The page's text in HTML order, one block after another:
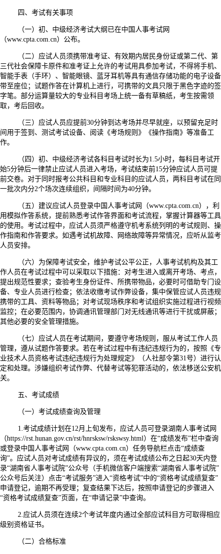
四、考试有关事项
（一）初、中级经济考试大纲已在中国人事考试网
（www.cpta.com.cn）公布。
（二）应试人员须携带准考证、有效期内居民身份证或第二代、第
三代社会保障卡原件和准考证上允许的考试用具参加考试，不得将手机、
智能手表（手环）、智能眼镜、蓝牙耳机等具有通信存储功能的电子设备
带至座位；试题作答在计算机上进行，可携带的文具只限于黑色字迹的签
字笔。部分运算量较大的专业科目考场上统一备有草稿纸，考生按需领
取，考后回收。
（三）应试人员应提前30分钟到达考场并尽早就座，以预留充足时
间用于签到、测试考试设备、阅读《考场规则》《操作指南》等准备工
作。
（四）初、中级经济考试各科目考试时长为1.5小时，每科目考试开
始5分钟后一律禁止应试人员进入考场，考试结束前15分钟应试人员可提
前交卷。对于同时报考公共科目和专业科目的应试人员，两科目考试在同
一批次内分2个场次连续组织，间隔时间为40分钟。
（五）建议应试人员登录中国人事考试网（www.cpta.com.cn），利
用模拟作答系统，提前熟悉考试作答界面和考试流程，掌握计算器等工具
的使用。考试过程中，应试人员须严格遵守机考系统列明的考试规则、操
作指南和作答要求。如遇考试机故障、网络故障等异常情况，应听从监考
人员安排。
（六）为保障考试安全，维护考试公平公正，人事考试机构及其工
作人员在考试过程中可以采取以下措施：对考生进入或离开考场、考点，
提出规范性要求；查验考生身份证件、所携带物品，必要时可借助专门设
备、专业人员进行检查；依法收缴考试作弊设备，集中保管应试人员违规
携带的工具、资料等物品；对考试现场秩序和考试组织实施过程进行视频
监控；在必要范围内，协调通讯管理部门对无线通讯等进行干扰或屏蔽；
其他必要的安全管理措施。
（七）应试人员在考试期间，要遵守考场规则，服从考试工作人员
管理，遵从试题作答要求。若在考试过程中有违纪违规行为的，按照《专
业技术人员资格考试违纪违规行为处理规定》（人社部令第31号）进行认
定和处理。涉嫌组织考试作弊、代替考试等犯罪活动的，依法移送公安机
关。
五、考试成绩
（一）考试成绩查询及管理
1.考试成绩计划在12月上旬发布，应试人员可登录湖南人事考试网
（https://rst.hunan.gov.cn/rst/hnrsksw/rskswsy.html）在“成绩发布”栏中查询
或登录中国人事考试网（www.cpta.com.cn）任务导航栏点击“成绩查
询”。应试人员对考试成绩有异议的，须在考试成绩公布之日起30天内登
录“湖南省人事考试院”公众号（手机微信客户端搜索“湖南省人事考试院”
公众号后关注）点击“考试服务”进入“资格考试”中的“资格考试成绩复查”
申请登记，逾期不再受理；复查结果下达后，按照申请登记的步骤进入
“资格考试成绩复查”页面，在“申请记录”中查询。
2.应试人员须在连续2个考试年度内通过全部应试科目方可取得相应
级别资格证书。
（二）合格标准